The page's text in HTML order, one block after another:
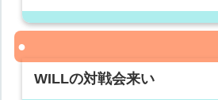
WILLの対戦会来い